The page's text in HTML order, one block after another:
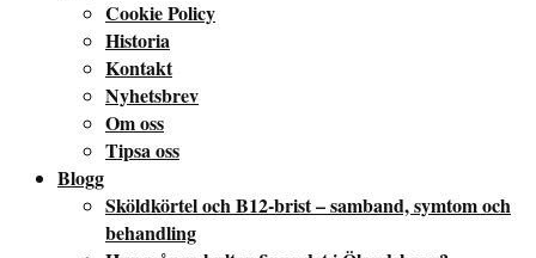
Cookie Policy
Historia
Kontakt
Nyhetsbrev
Om oss
Tipsa oss
Blogg
Sköldkörtel och B12-brist – samband, symtom och
behandling